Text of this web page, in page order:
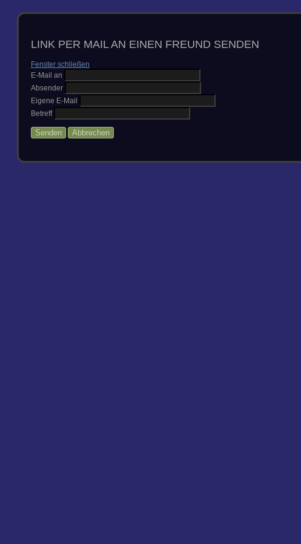
LINK PER MAIL AN EINEN FREUND SENDEN
Fenster schließen
E-Mail an
Absender
Eigene E-Mail
Betreff
Senden Abbrechen